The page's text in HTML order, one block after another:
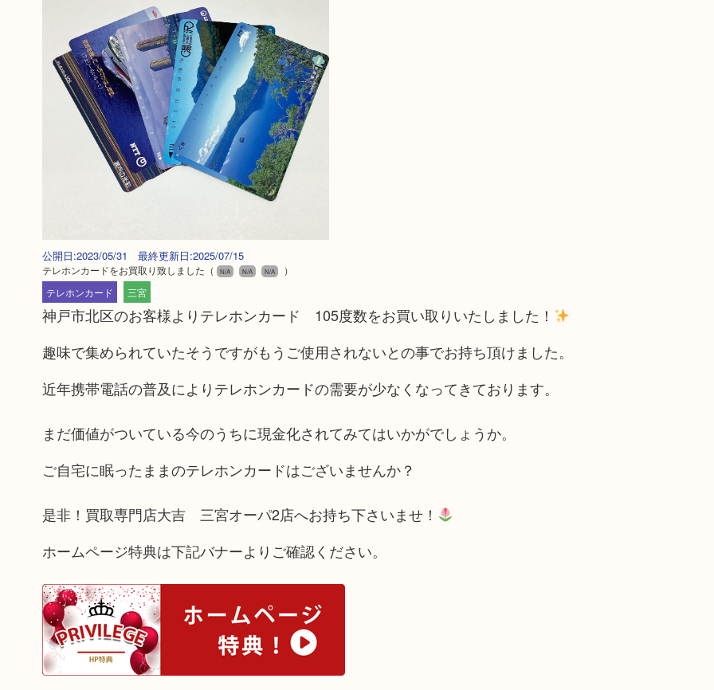
公開日:2023/05/31 最終更新日:2025/07/15
テレホンカードをお買取り致しました （ N/A N/A N/A
）
テレホンカード
三宮
神戸市北区のお客様よりテレホンカード 105度数をお買い取りいたしました！
趣味で集められていたそうですがもうご使用されないとの事でお持ち頂けました。
近年携帯電話の普及によりテレホンカードの需要が少なくなってきております。
まだ価値がついている今のうちに現金化されてみてはいかがでしょうか。
ご自宅に眠ったままのテレホンカードはございませんか？
是非！買取専門店大吉 三宮オーパ2店へお持ち下さいませ！
ホームページ特典は下記バナーよりご確認ください。